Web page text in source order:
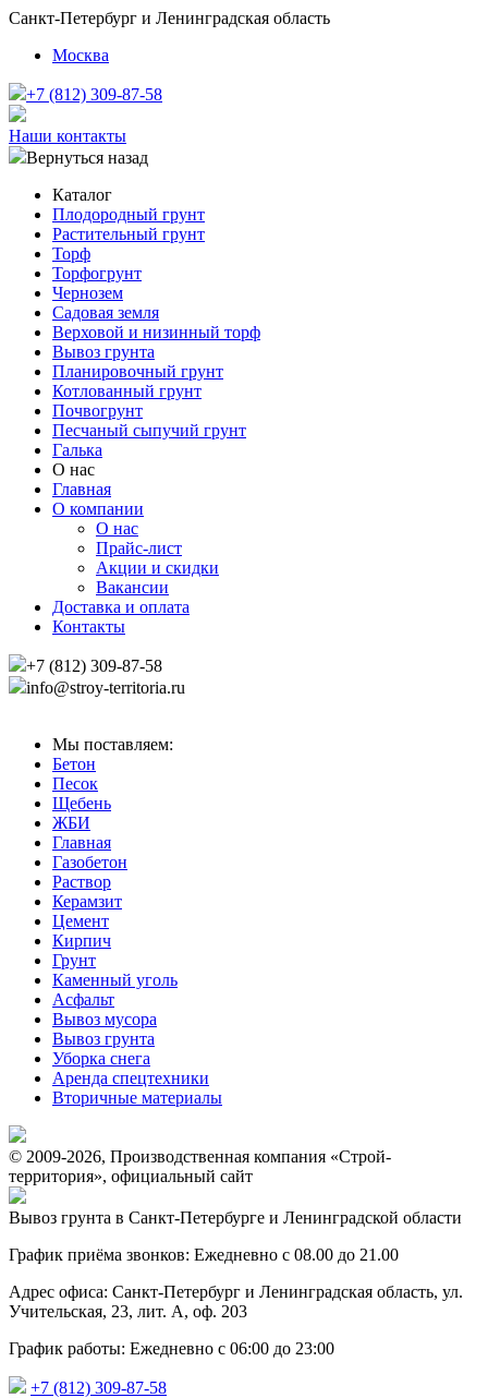
Санкт-Петербург и Ленинградская область
Москва
+7 (812) 309-87-58
Наши контакты
Вернуться назад
Каталог
Плодородный грунт
Растительный грунт
Торф
Торфогрунт
Чернозем
Садовая земля
Верховой и низинный торф
Вывоз грунта
Планировочный грунт
Котлованный грунт
Почвогрунт
Песчаный сыпучий грунт
Галька
О нас
Главная
О компании
О нас
Прайс-лист
Акции и скидки
Вакансии
Доставка и оплата
Контакты
+7 (812) 309-87-58
info@stroy-territoria.ru
Мы поставляем:
Бетон
Песок
Щебень
ЖБИ
Главная
Газобетон
Раствор
Керамзит
Цемент
Кирпич
Грунт
Каменный уголь
Асфальт
Вывоз мусора
Вывоз грунта
Уборка снега
Аренда спецтехники
Вторичные материалы
© 2009-2026, Производственная компания «Строй-
территория», официальный сайт
Вывоз грунта в Санкт-Петербурге и Ленинградской области
График приёма звонков: Ежедневно с 08.00 до 21.00
Адрес офиса: Санкт-Петербург и Ленинградская область, ул.
Учительская, 23, лит. А, оф. 203
График работы: Ежедневно с 06:00 до 23:00
+7 (812) 309-87-58